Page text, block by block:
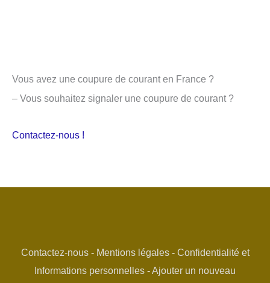
Vous avez une coupure de courant en France ?
– Vous souhaitez signaler une coupure de courant ?
Contactez-nous !
Contactez-nous- Mentions légales- Confidentialité et
Informations personnelles -Ajouter un nouveau